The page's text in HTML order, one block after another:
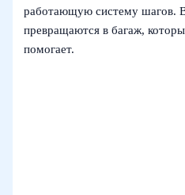
работающую систему шагов.
превращаются в багаж,
помогает.